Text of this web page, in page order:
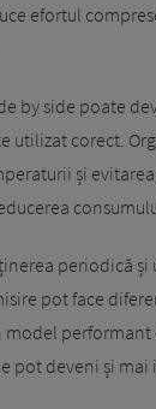
efortul
by side poate
utilizat corect.
și
periodică
pot face
model
pot deveni și mai